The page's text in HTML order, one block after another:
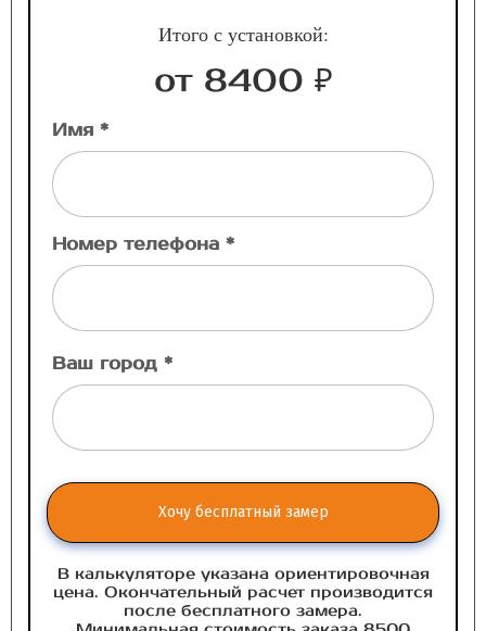
Итого с установкой:
от 8400 ₽
Имя *
Номер телефона *
Ваш город *
Хочу бесплатный замер
В калькуляторе указана ориентировочная
цена. Окончательный расчет производится
после бесплатного замера.